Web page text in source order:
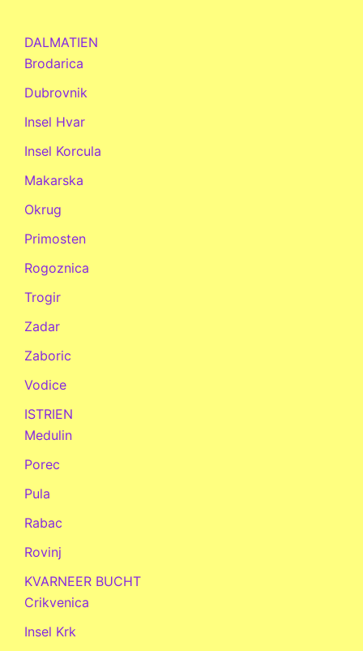
DALMATIEN
Brodarica
Dubrovnik
Insel Hvar
Insel Korcula
Makarska
Okrug
Primosten
Rogoznica
Trogir
Zadar
Zaboric
Vodice
ISTRIEN
Medulin
Porec
Pula
Rabac
Rovinj
KVARNEER BUCHT
Crikvenica
Insel Krk